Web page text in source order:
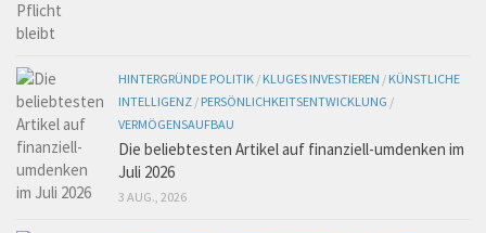
HINTERGRÜNDE POLITIK / KLUGES INVESTIEREN / KÜNSTLICHE
INTELLIGENZ / PERSÖNLICHKEITSENTWICKLUNG /
VERMÖGENSAUFBAU
Die beliebtesten Artikel auf finanziell-umdenken im
Juli 2026
3 AUG., 2026